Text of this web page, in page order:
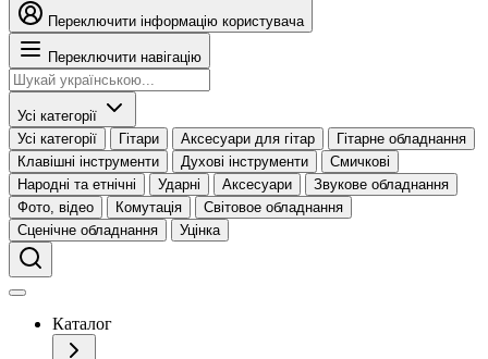
Переключити інформацію користувача
Переключити навігацію
Усі категорії
Усі категорії
Гітари Аксесуари для гітар
Гітарне обладнання
Клавішні інструменти
Духові інструменти
Смичкові
Народні та етнічні
Ударні Аксесуари
Звукове обладнання
Фото, відео
Комутація
Світовое обладнання
Сценічне обладнання
Уцінка
Каталог